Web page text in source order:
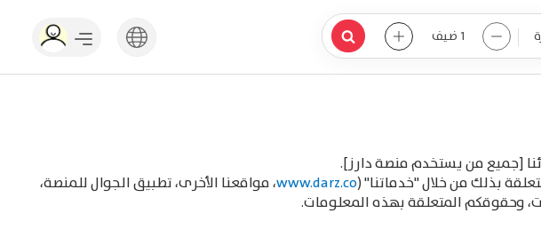
1 ضيف
[جميع من يستخدم منصة دارز].
بذلك من خلال "خدماتنا" (www.darz.co، مواقعنا الأخرى، تطبيق الجوال للمنصة،
وحقوقكم المتعلقة بهذه المعلومات.